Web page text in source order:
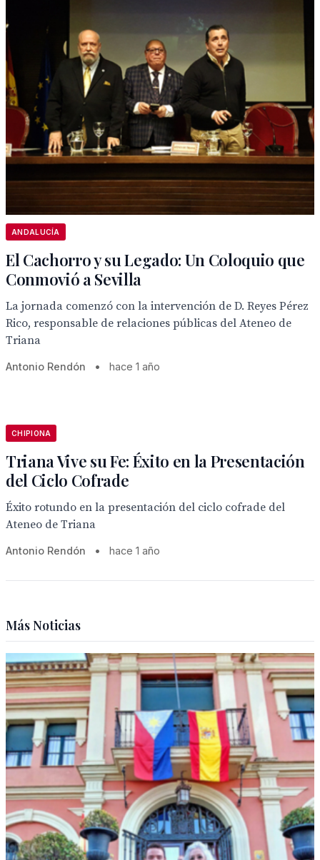
ANDALUCÍA
El Cachorro y su Legado: Un Coloquio que
Conmovió a Sevilla
La jornada comenzó con la intervención de D. Reyes Pérez
Rico, responsable de relaciones públicas del Ateneo de
Triana
Antonio Rendón • hace 1 año
CHIPIONA
Triana Vive su Fe: Éxito en la Presentación
del Ciclo Cofrade
Éxito rotundo en la presentación del ciclo cofrade del
Ateneo de Triana
Antonio Rendón • hace 1 año
Más Noticias